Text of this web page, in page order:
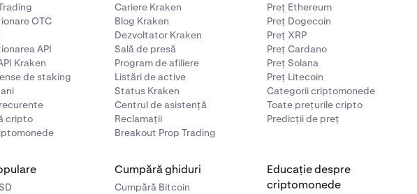
OTC
API
Kraken
de staking
cripto
Cariere Kraken
Blog Kraken
Dezvoltator Kraken
Sală de presă
Program de afiliere
Listări de active
Status Kraken
Centrul de asistență
Reclamații
Breakout Prop Trading
Preț Ethereum
Preț Dogecoin
Preț XRP
Preț Cardano
Preț Solana
Preț Litecoin
Categorii criptomonede
Toate prețurile cripto
Predicții de preț
Cumpără ghiduri
Cumpără Bitcoin
Educație despre
criptomonede